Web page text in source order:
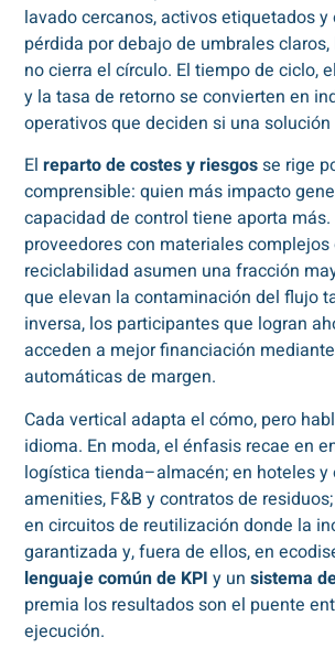
lavado cercanos, activos etiquetados
pérdida por debajo de umbrales
no cierra el círculo. El tiempo de ciclo,
y la tasa de retorno se convierten en
operativos que deciden si una
Elreparto de costes y riesgosse rige
comprensible: quien más impacto
capacidad de control tiene aporta
proveedores con materiales complejos
reciclabilidad asumen una fracción
que elevan la contaminación del flujo
inversa, los participantes que logran
acceden a mejor financiación
automáticas de margen.
Cada vertical adapta el cómo, pero
idioma. En moda, el énfasis recae en
logística tienda–almacén; en hoteles y
amenities, F&B y contratos de
en circuitos de reutilización donde la
garantizada y, fuera de ellos, en
lenguaje común de KPI y unsistema
premia los resultados son el puente
ejecución.